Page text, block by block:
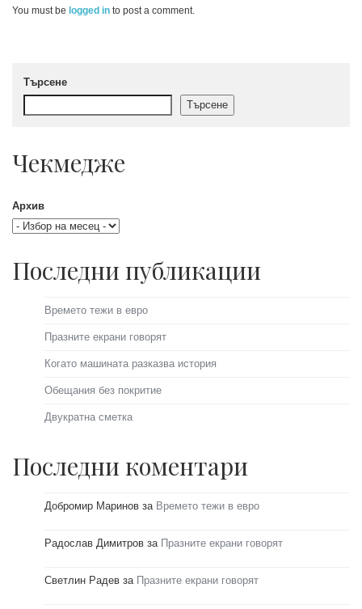
You must be logged in to post a comment.
Търсене
Търсене
Чекмедже
Архив
Последни публикации
Времето тежи в евро
Празните екрани говорят
Когато машината разказва история
Обещания без покритие
Двукратна сметка
Последни коментари
Добромир Маринов за Времето тежи в евро
Радослав Димитров за Празните екрани говорят
Светлин Радев за Празните екрани говорят